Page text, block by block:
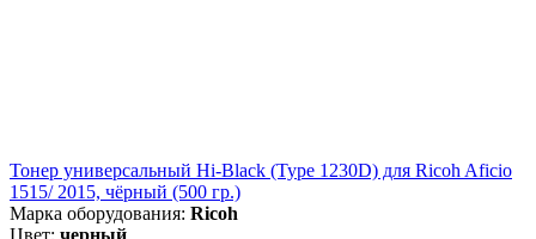
Тонер универсальный Hi-Black (Type 1230D) для Ricoh Aficio
1515/ 2015, чёрный (500 гр.)
Марка оборудования: Ricoh